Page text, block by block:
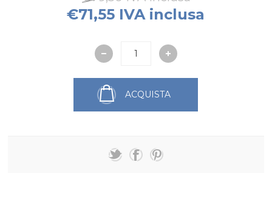
€71,55 IVA inclusa
ACQUISTA